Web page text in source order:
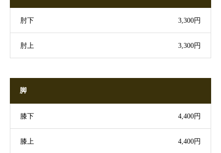
肘下 3,300円
肘上 3,300円
脚
膝下 4,400円
膝上 4,400円